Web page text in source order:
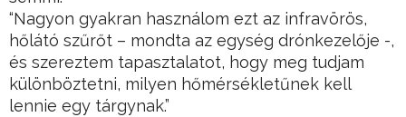
“Nagyon gyakran használom ezt az infravörös,
hőlátó szűrőt – mondta az egység drónkezelője -,
és szereztem tapasztalatot, hogy meg tudjam
különböztetni, milyen hőmérsékletűnek kell
lennie egy tárgynak.”